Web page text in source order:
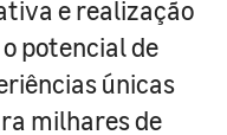
e realização
potencial de
únicas
milhares de